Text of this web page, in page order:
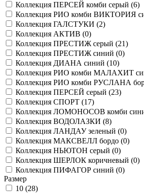
Коллекция ПЕРСЕЙ комби серый (6)
Коллекция РИО комби ВИКТОРИЯ
Коллекция ГАЛСТУКИ (2)
Коллекция АКТИВ (0)
Коллекция ПРЕСТИЖ серый (21)
Коллекция ПРЕСТИЖ синий (0)
Коллекция ДИАНА синий (10)
Коллекция РИО комби МАЛАХИТ
Коллекция РИО комби РУСЛАНА
Коллекция ПЕРСЕЙ серый (23)
Коллекция СПОРТ (17)
Коллекция ЛОМОНОСОВ комби
Коллекция ВОДОЛАЗКИ (8)
Коллекция ЛАНДАУ зеленый (0)
Коллекция МАКСВЕЛЛ бордо (0)
Коллекция НЬЮТОН серый (0)
Коллекция ШЕРЛОК коричневый (0)
Коллекция ПИФАГОР синий (0)
Размер
10 (28)